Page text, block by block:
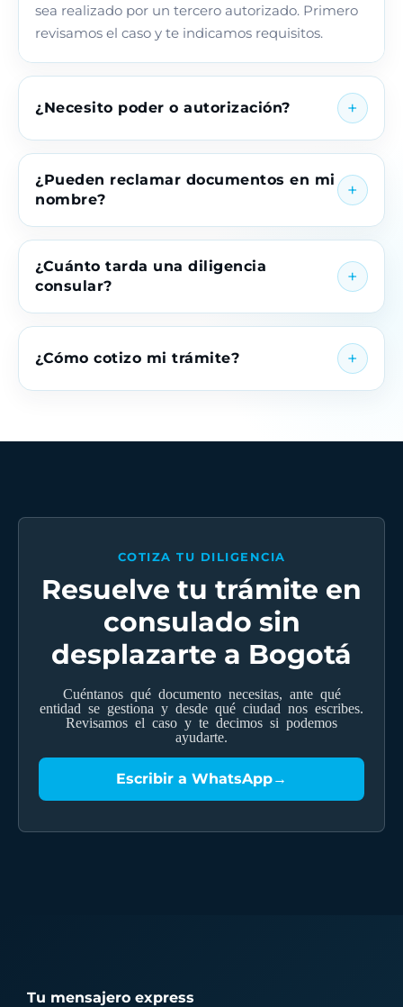
sea realizado por un tercero autorizado. Primero
revisamos el caso y te indicamos requisitos.
¿Necesito poder o autorización? +
procesos requieren poder, carta de autorización,
¿Pueden reclamar documentos en mi
nombre?
+
entidad acepta autorización de tercero.
¿Cuánto tarda una diligencia
consular?
+
Depende de horarios, agenda, filas, requisitos y
respuesta de la entidad. Te damos una
expectativa realista al revisar el caso.
¿Cómo cotizo mi trámite? +
oficina, tipo de diligencia, fecha, documentos y
COTIZA TU DILIGENCIA
Resuelve tu trámite en
consulado sin
desplazarte a Bogotá
Cuéntanos qué documento necesitas, ante qué
entidad se gestiona y desde qué ciudad nos escribes.
Revisamos el caso y te decimos si podemos
ayudarte.
Escribir a WhatsApp→
Tu mensajero express